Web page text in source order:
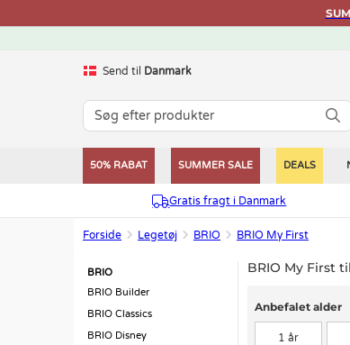
Send til Danmark
50% RABAT SUMMER SALE DEALS
Gratis fragt i Danmark
Forside Legetøj BRIO BRIO My First
BRIO
BRIO Builder
BRIO Classics
BRIO Disney
BRIO My First
Anbefalet alder
1 år